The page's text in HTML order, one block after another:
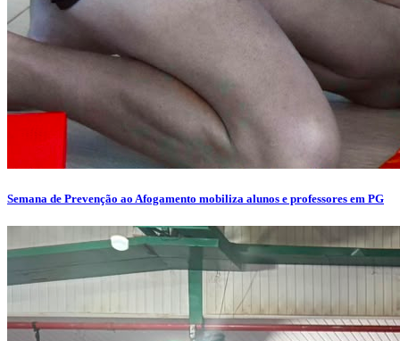
Semana de Prevenção ao Afogamento mobiliza alunos e professores em PG